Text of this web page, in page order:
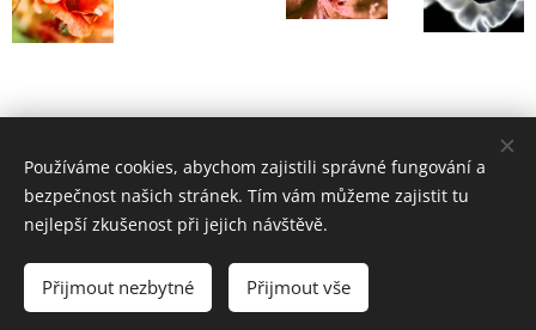
Vytvořeno službou Webnode
Používáme cookies, abychom zajistili správné fungování a
bezpečnost našich stránek. Tím vám můžeme zajistit tu
nejlepší zkušenost při jejich návštěvě.
Přijmout nezbytné Přijmout vše